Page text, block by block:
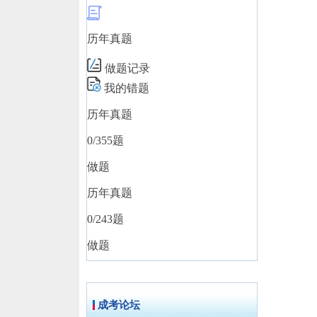
历年真题
做题记录
我的错题
历年真题
0/355题
做题
历年真题
0/243题
做题
成考论坛